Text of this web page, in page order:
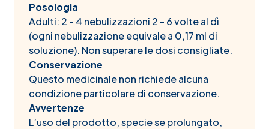
Posologia
Adulti: 2 - 4 nebulizzazioni 2 - 6 volte al dì
(ogni nebulizzazione equivale a 0,17 ml di
soluzione). Non superare le dosi consigliate.
Conservazione
Questo medicinale non richiede alcuna
condizione particolare di conservazione.
Avvertenze
L’uso del prodotto, specie se prolungato,